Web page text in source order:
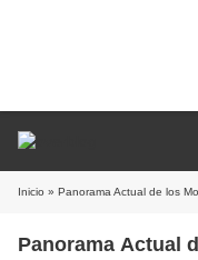
Inicio » Panorama Actual de los
Panorama Actual